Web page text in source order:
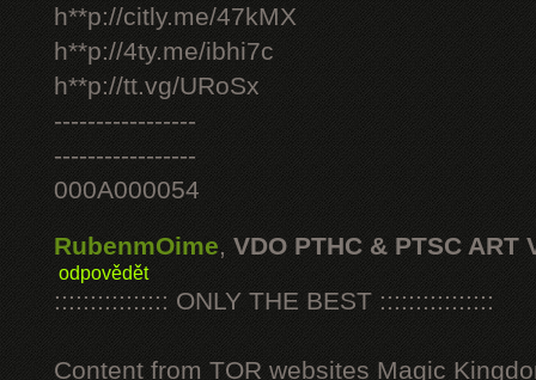
h**p://citly.me/47kMX
h**p://4ty.me/ibhi7c
h**p://tt.vg/URoSx
-----------------
-----------------
000A000054
RubenmOime, VDO PTHC & PTSC ART
odpovědět
:::::::::::::::: ONLY THE BEST ::::::::::::::::
Content from TOR websites Magic